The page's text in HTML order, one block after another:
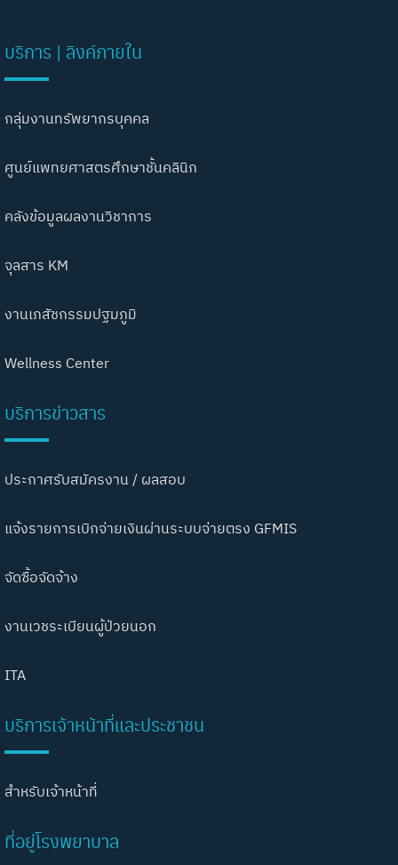
บริการ | ลิงค์ภายใน
กลุ่มงานทรัพยากรบุคคล
ศูนย์แพทยศาสตรศึกษาชั้นคลินิก
คลังข้อมูลผลงานวิชาการ
จุลสาร KM
งานเภสัชกรรมปฐมภูมิ
Wellness Center
บริการข่าวสาร
ประกาศรับสมัครงาน / ผลสอบ
แจ้งรายการเบิกจ่ายเงินผ่านระบบจ่ายตรง GFMIS
จัดซื้อจัดจ้าง
งานเวชระเบียนผู้ป่วยนอก
ITA
บริการเจ้าหน้าที่และประชาชน
สำหรับเจ้าหน้าที่
ที่อยู่โรงพยาบาล